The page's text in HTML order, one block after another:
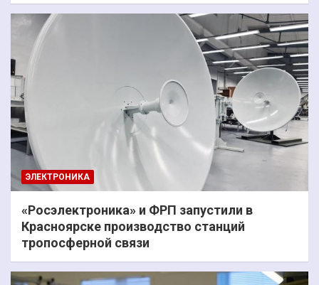
ЭЛЕКТРОНИКА
«Росэлектроника» и ФРП запустили в
Красноярске производство станций
тропосферной связи